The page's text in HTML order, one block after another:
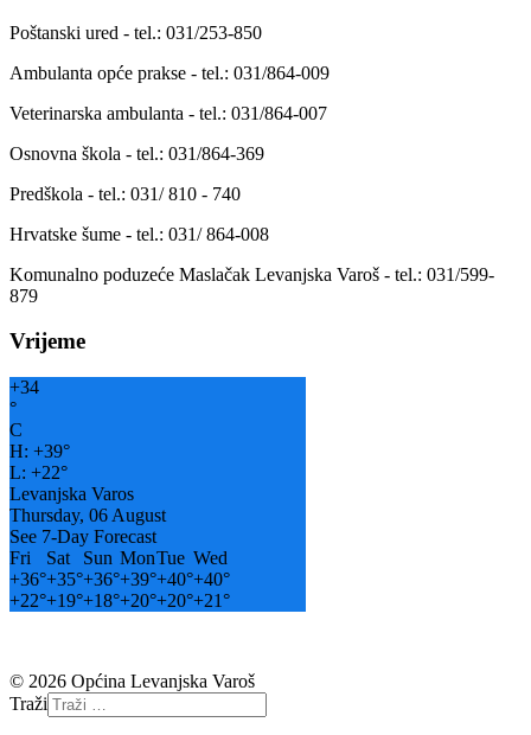
Poštanski ured - tel.: 031/253-850
Ambulanta opće prakse - tel.: 031/864-009
Veterinarska ambulanta - tel.: 031/864-007
Osnovna škola - tel.: 031/864-369
Predškola - tel.: 031/ 810 - 740
Hrvatske šume - tel.: 031/ 864-008
Komunalno poduzeće Maslačak Levanjska Varoš - tel.: 031/599-
879
Vrijeme
+34
°
C
H: +39°
L: +22°
Levanjska Varos
Thursday, 06 August
See 7-Day Forecast
Fri
Sat Sun MonTue Wed
+36°+35°+36°+39°+40°+40°
+22°+19°+18°+20°+20°+21°
© 2026 Općina Levanjska Varoš
Traži